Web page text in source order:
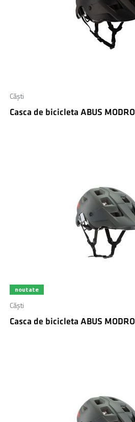
Căști
Casca de bicicleta ABUS
noutate
Căști
Casca de bicicleta ABUS